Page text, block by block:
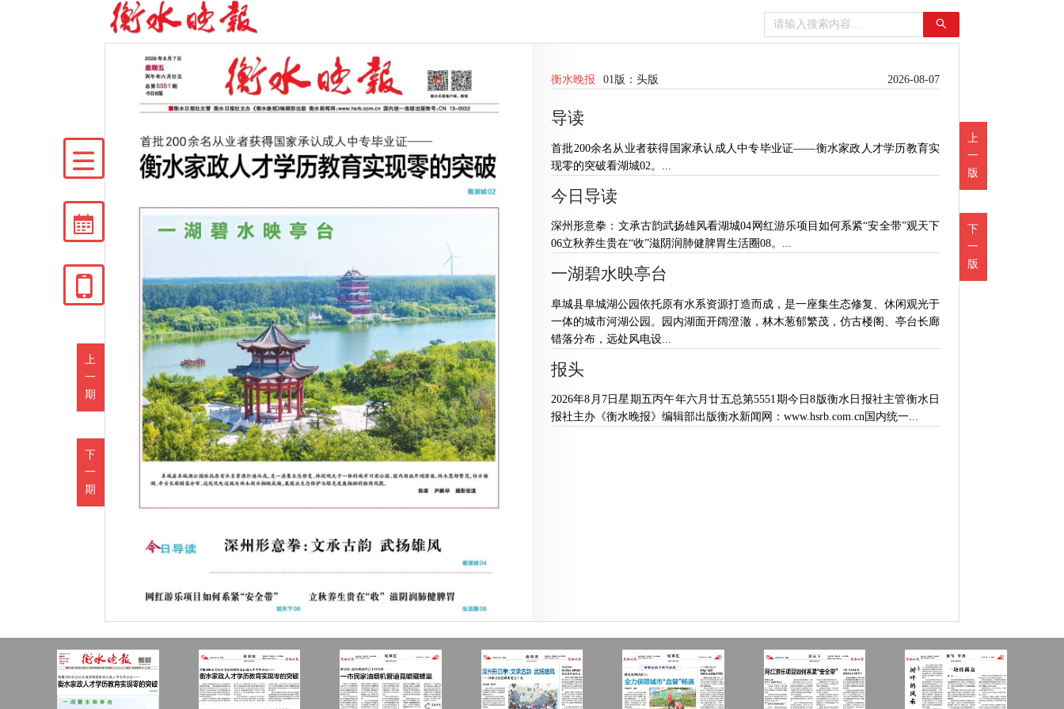
上
一
版
下
一
版
上
一
期
下
一
期
衡水晚报 01版： 头版 2026-08-07
导读
首批200余名从业者获得国家承认成人中专毕业证——衡水家政人才学历教育实
现零的突破看湖城02。...
今日导读
深州形意拳：文承古韵武扬雄风看湖城04网红游乐项目如何系紧“安全带”观天下
06立秋养生贵在“收”滋阴润肺健脾胃生活圈08。...
一湖碧水映亭台
阜城县阜城湖公园依托原有水系资源打造而成，是一座集生态修复、休闲观光于
一体的城市河湖公园。园内湖面开阔澄澈，林木葱郁繁茂，仿古楼阁、亭台长廊
错落分布，远处风电设...
报头
2026年8月7日星期五丙午年六月廿五总第5551期今日8版衡水日报社主管衡水日
报社主办《衡水晚报》编辑部出版衡水新闻网：www.hsrb.com.cn国内统一...


